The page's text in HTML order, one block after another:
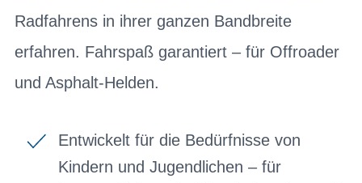
Radfahrens in ihrer ganzen Bandbreite
erfahren. Fahrspaß garantiert – für Offroader
und Asphalt-Helden.
Entwickelt für die Bedürfnisse von
Kindern und Jugendlichen – für